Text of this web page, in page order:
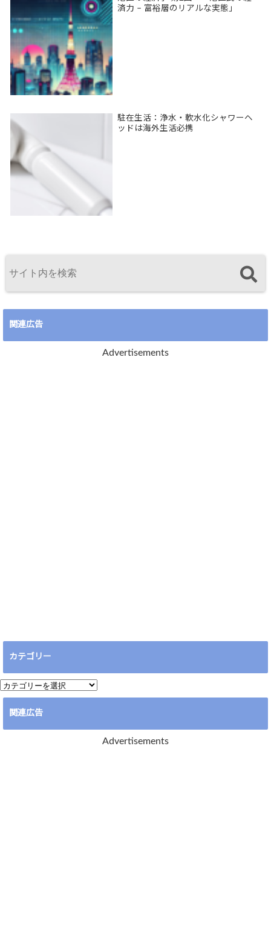
済力 – 富裕層のリアルな実態」
駐在生活：浄水・軟水化シャワーヘ
ッドは海外生活必携
関連広告
Advertisements
カテゴリー
カ
テ
リ
関連広告
Advertisements